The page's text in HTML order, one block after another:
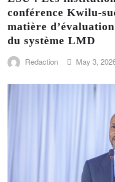
conférence Kwilu-
matière
du système LMD
Redaction May 3,